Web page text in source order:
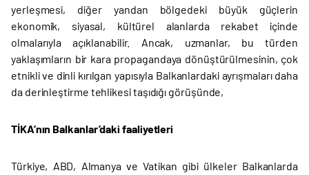
yerleşmesi, diğer yandan bölgedeki büyük güçlerin
ekonomik, siyasal, kültürel alanlarda rekabet içinde
olmalarıyla açıklanabilir. Ancak, uzmanlar, bu türden
yaklaşımların bir kara propagandaya dönüştürülmesinin, çok
etnikli ve dinli kırılgan yapısıyla Balkanlardaki ayrışmaları daha
da derinleştirme tehlikesi taşıdığı görüşünde,
TİKA’nın Balkanlar’daki faaliyetleri
Türkiye, ABD, Almanya ve Vatikan gibi ülkeler Balkanlarda